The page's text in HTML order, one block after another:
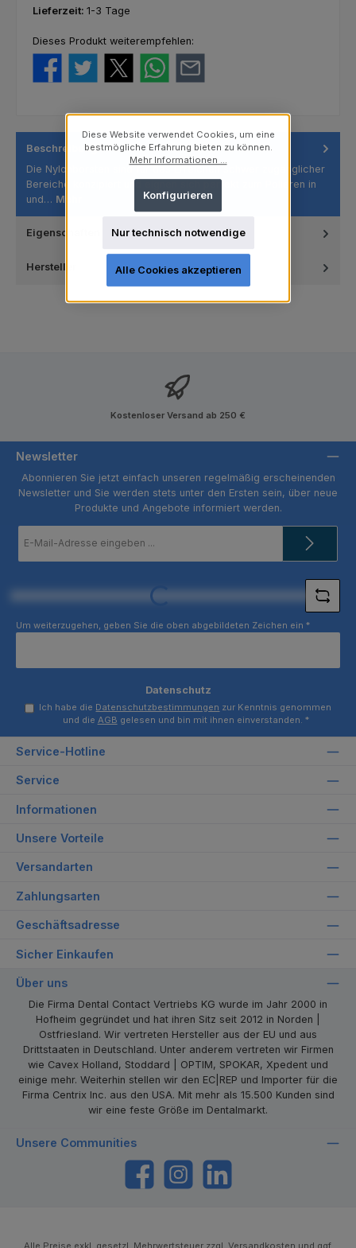
Lieferzeit: 1-3 Tage
Dieses Produkt weiterempfehlen:
Beschreibung
Die Nylonborsten sind für das Erreichen schwer zugänglicher
Bereiche konzipiert und eignen sich perfekt zum Polieren in
und… Mehr
Eigenschaften
Hersteller
Kostenloser Versand ab 250 €
Newsletter
Abonnieren Sie jetzt einfach unseren regelmäßig erscheinenden
Newsletter und Sie werden stets unter den Ersten sein, über neue
Produkte und Angebote informiert werden.
Mail-
Loading...
Um weiterzugehen, geben Sie die oben abgebildeten Zeichen ein *
Datenschutz
Ich habe die Datenschutzbestimmungen zur Kenntnis genommen
und die AGB gelesen und bin mit ihnen einverstanden. *
Service-Hotline
Service
Informationen
Unsere Vorteile
Versandarten
Zahlungsarten
Geschäftsadresse
Sicher Einkaufen
Über uns
Die Firma Dental Contact Vertriebs KG wurde im Jahr 2000 in
Hofheim gegründet und hat ihren Sitz seit 2012 in Norden |
Ostfriesland. Wir vertreten Hersteller aus der EU und aus
Drittstaaten in Deutschland. Unter anderem vertreten wir Firmen
wie Cavex Holland, Stoddard | OPTIM, SPOKAR, Xpedent und
einige mehr. Weiterhin stellen wir den EC|REP und Importer für die
Firma Centrix Inc. aus den USA. Mit mehr als 15.500 Kunden sind
wir eine feste Größe im Dentalmarkt.
Unsere Communities
https://www.facebook.com/dentalcontact
Instagram
Alle Preise exkl. gesetzl. Mehrwertsteuer zzgl. Versandkosten und ggf.
Diese Website verwendet Cookies, um eine
bestmögliche Erfahrung bieten zu können.
Mehr Informationen ...
Nur technisch notwendige
Konfigurieren
Alle Cookies akzeptieren